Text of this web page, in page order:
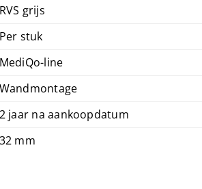
RVS grijs
Per stuk
MediQo-line
Wandmontage
2 jaar na aankoopdatum
32 mm